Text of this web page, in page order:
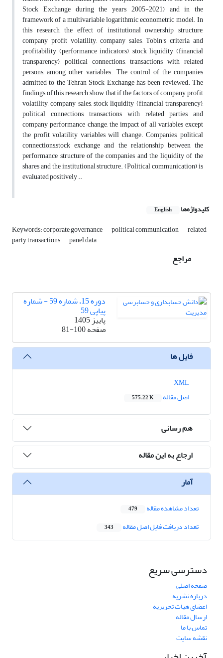
Stock Exchange during the years 2005-2021) and in the
framework of a multivariable logarithmic econometric model. In
this research, the effect of institutional ownership structure,
company profit volatility, company sales, Tobin's criteria and
profitability‌ (performance indicators), stock liquidity (financial
transparency), political connections, transactions with related
persons, among other variables. The control of the companies
admitted to the Tehran Stock Exchange has been reviewed. The
findings of this research show that if the factors of company profit
volatility, company sales, stock liquidity (financial transparency),
political connections, transactions with related parties and
company performance change, the impact of all variables except
the profit volatility variables will change. Companies, political
connections,stock exchange and the relationship between the
performance structure of the companies and the liquidity of the
shares and the institutional structure. (Political communication) is
evaluated positively ..
کلیدواژه‌ها English
Keywords: corporate governance political communication related
party transactions panel data
مراجع
دوره 15، شماره 59 - شماره
پیاپی 59
پاییز 1405
صفحه81-100
فایل ها
اصل مقاله
575.22 K
هم رسانی
ارجاع به این مقاله
آمار
تعداد مشاهده مقاله 479
تعداد دریافت فایل اصل مقاله 343
دسترسی سریع
صفحه اصلی
درباره نشریه
اعضای هیات تحریریه
ارسال مقاله
تماس با ما
نقشه سایت